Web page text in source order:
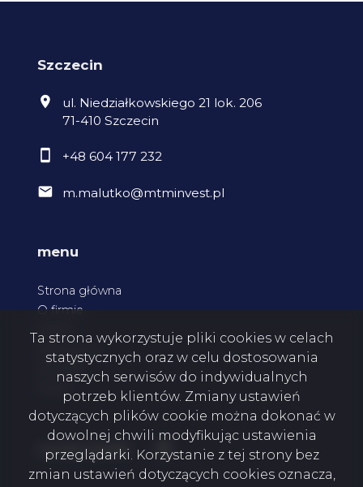
Szczecin
ul. Niedziałkowskiego 21 lok. 206
71-410 Szczecin
+48 604 177 232
m.malutko@mtminvest.pl
menu
Strona główna
O firmie
Kontakt
social media Facebook
Ta strona wykorzystuje pliki cookies w celach
statystycznych oraz w celu dostosowania
naszych serwisów do indywidualnych
potrzeb klientów. Zmiany ustawień
dotyczących plików cookie można dokonać w
dowolnej chwili modyfikując ustawienia
przeglądarki. Korzystanie z tej strony bez
zmian ustawień dotyczących cookies oznacza,